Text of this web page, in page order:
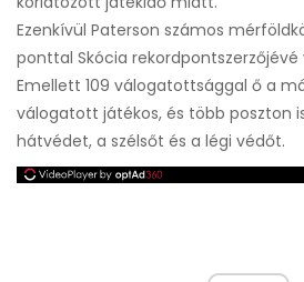
Ezenkívül Paterson számos
ponttal Skócia rekordpontszerzőjévé
Emellett 109 válogatottsággal ő a
válogatott játékos, és több poszton
hátvédet, a szélsőt és a légi védőt.